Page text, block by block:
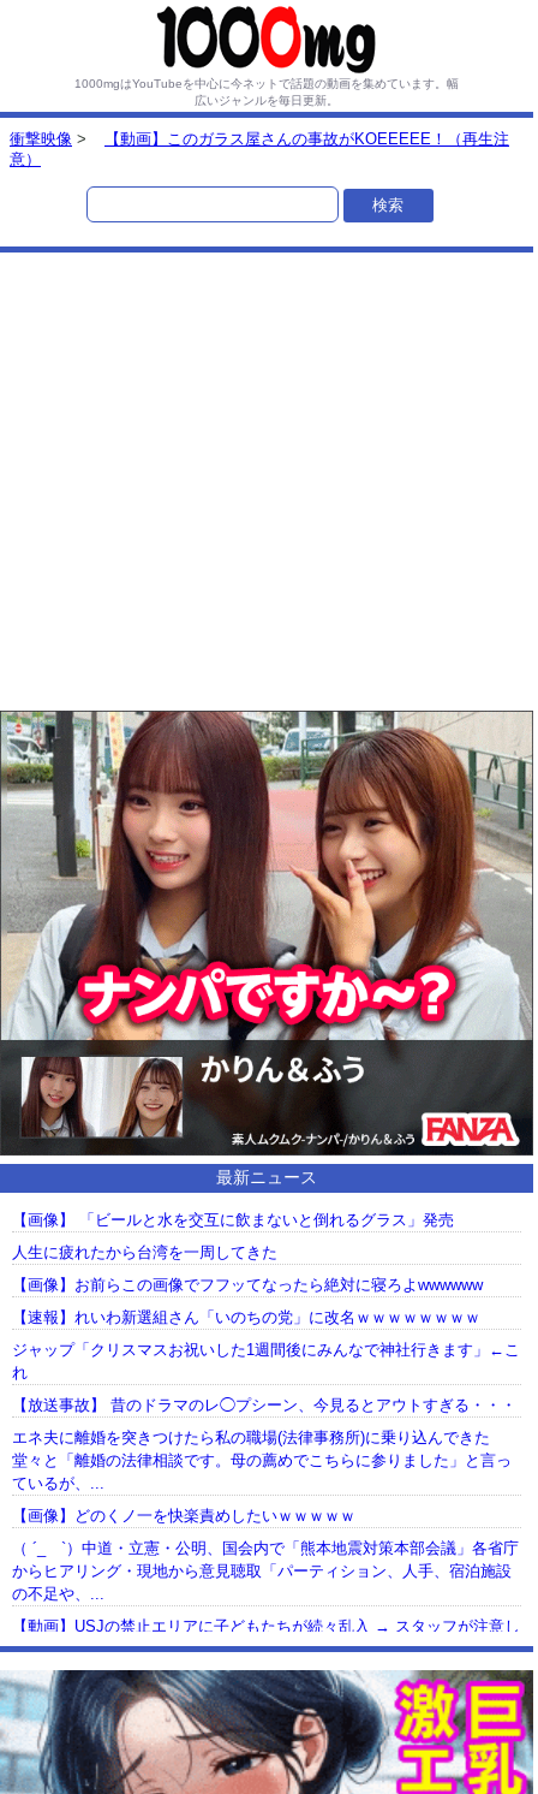
1000mgはYouTubeを中心に今ネットで話題の動画を集めています。 幅
広いジャンルを毎日更新。
衝撃映像 >
【動画】このガラス屋さんの事故がKOEEEEE！（再生注
意）
最新ニュース
【画像】 「ビールと水を交互に飲まないと倒れるグラス」発売
人生に疲れたから台湾を一周してきた
【画像】お前らこの画像でフフッてなったら絶対に寝ろよwwwwww
【速報】れいわ新選組さん「いのちの党」に改名ｗｗｗｗｗｗｗｗ
ジャップ「クリスマスお祝いした1週間後にみんなで神社行きます」←こ
れ
【放送事故】 昔のドラマのレ◯プシーン、今見るとアウトすぎる・・・
エネ夫に離婚を突きつけたら私の職場(法律事務所)に乗り込んできた
堂々と「離婚の法律相談です。母の薦めでこちらに参りました」と言っ
ているが、...
【画像】どのくノ一を快楽責めしたいｗｗｗｗｗ
（ ´_ゝ`）中道・立憲・公明、国会内で「熊本地震対策本部会議」各省庁
からヒアリング・現地から意見聴取「パーティション、人手、宿泊施設
の不足や、...
【動画】USJの禁止エリアに子どもたちが続々乱入 → スタッフが注意し
ても止まらない事態に
Powered by livedoor 相互RSS